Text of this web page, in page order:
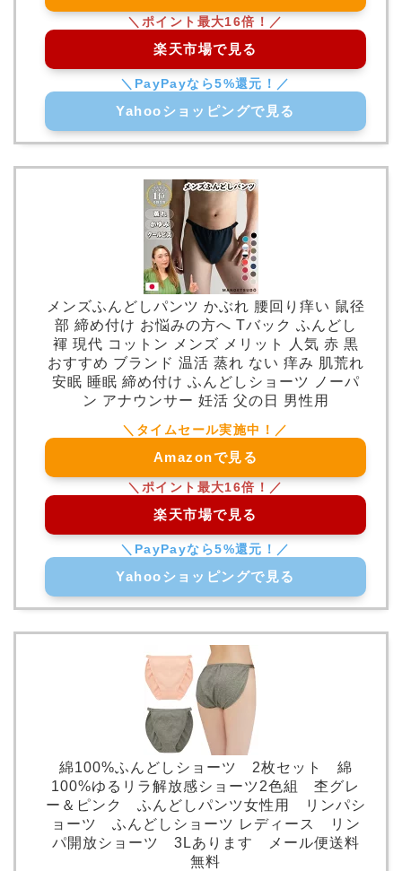
楽天市場で見る
Yahooショッピングで見る
メンズふんどしパンツ かぶれ 腰回り痒い 鼠径
部 締め付け お悩みの方へ Tバック ふんどし
褌 現代 コットン メンズ メリット 人気 赤 黒
おすすめ ブランド 温活 蒸れ ない 痒み 肌荒れ
安眠 睡眠 締め付け ふんどしショーツ ノーパ
ン アナウンサー 妊活 父の日 男性用
Amazonで見る
楽天市場で見る
Yahooショッピングで見る
綿100%ふんどしショーツ 2枚セット 綿
100%ゆるリラ解放感ショーツ2色組 杢グレ
ー＆ピンク ふんどしパンツ女性用 リンパシ
ョーツ ふんどしショーツ レディース リン
パ開放ショーツ 3Lあります メール便送料
無料